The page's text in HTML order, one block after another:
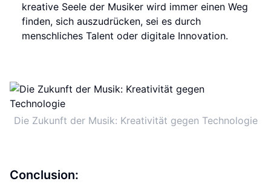
kreative Seele der Musiker wird immer einen Weg
finden, sich auszudrücken, sei es durch
menschliches Talent oder digitale Innovation.
Die Zukunft der Musik: Kreativität gegen Technologie
Conclusion: